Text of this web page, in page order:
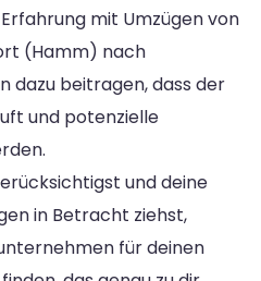
mit Umzügen von
(Hamm) nach
dazu beitragen, dass der
und potenzielle
und deine
in Betracht ziehst,
für deinen